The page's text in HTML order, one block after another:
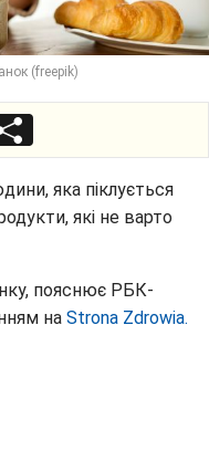
(freepik)
яка піклується
які не варто
пояснює РБК-
на Strona Zdrowia.